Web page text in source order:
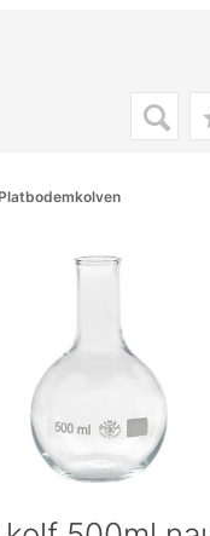
Platbodemkolven